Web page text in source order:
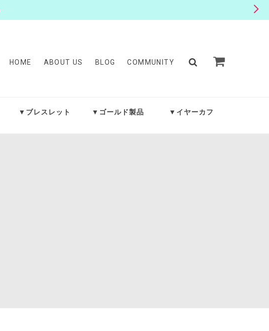
HOME ABOUT US BLOG COMMUNITY
▼ブレスレット ▼ゴールド製品 ▼イヤーカフ